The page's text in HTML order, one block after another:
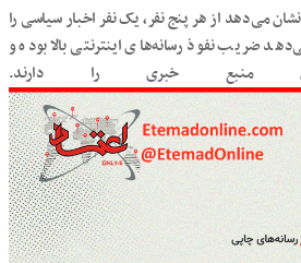
می‌دهد از هر پنج نفر، یک نفر اخبار سیاسی را
ضریب نفوذ رسانه‌های اینترنتی بالا بوده و
منبع خبری را دارند.